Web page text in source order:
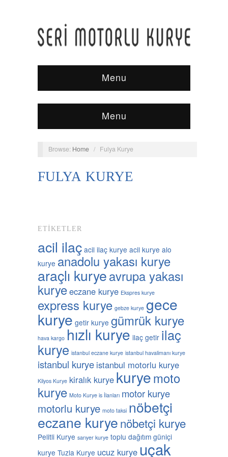
Menu
Menu
Browse: Home / Fulya Kurye
FULYA KURYE
ETIKETLER
acil ilaç acil ilaç kurye acil kurye alo
kurye anadolu yakası kurye
araçlı kuryeavrupa yakası
kuryeeczane kurye Ekspres kurye
express kurye gebze kurye gece
kurye getir kurye gümrük kurye
hava kargo hızlı kurye ilaç getir ilaç
kurye istanbul eczane kurye istanbul havalimanı kurye
istanbul kurye istanbul motorlu kurye
Kilyos Kurye kiralık kurye kuryemoto
kurye Moto Kurye is İlanları motor kurye
motorlu kurye moto taksi nöbetçi
eczane kuryenöbetçi kurye
Pelitli Kurye sarıyer kurye toplu dağıtım güniçi
kurye Tuzla Kurye ucuz kurye uçak